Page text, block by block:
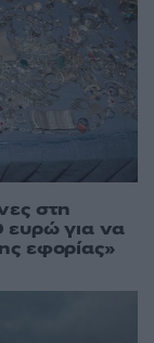
στη
για να
εφορίας»